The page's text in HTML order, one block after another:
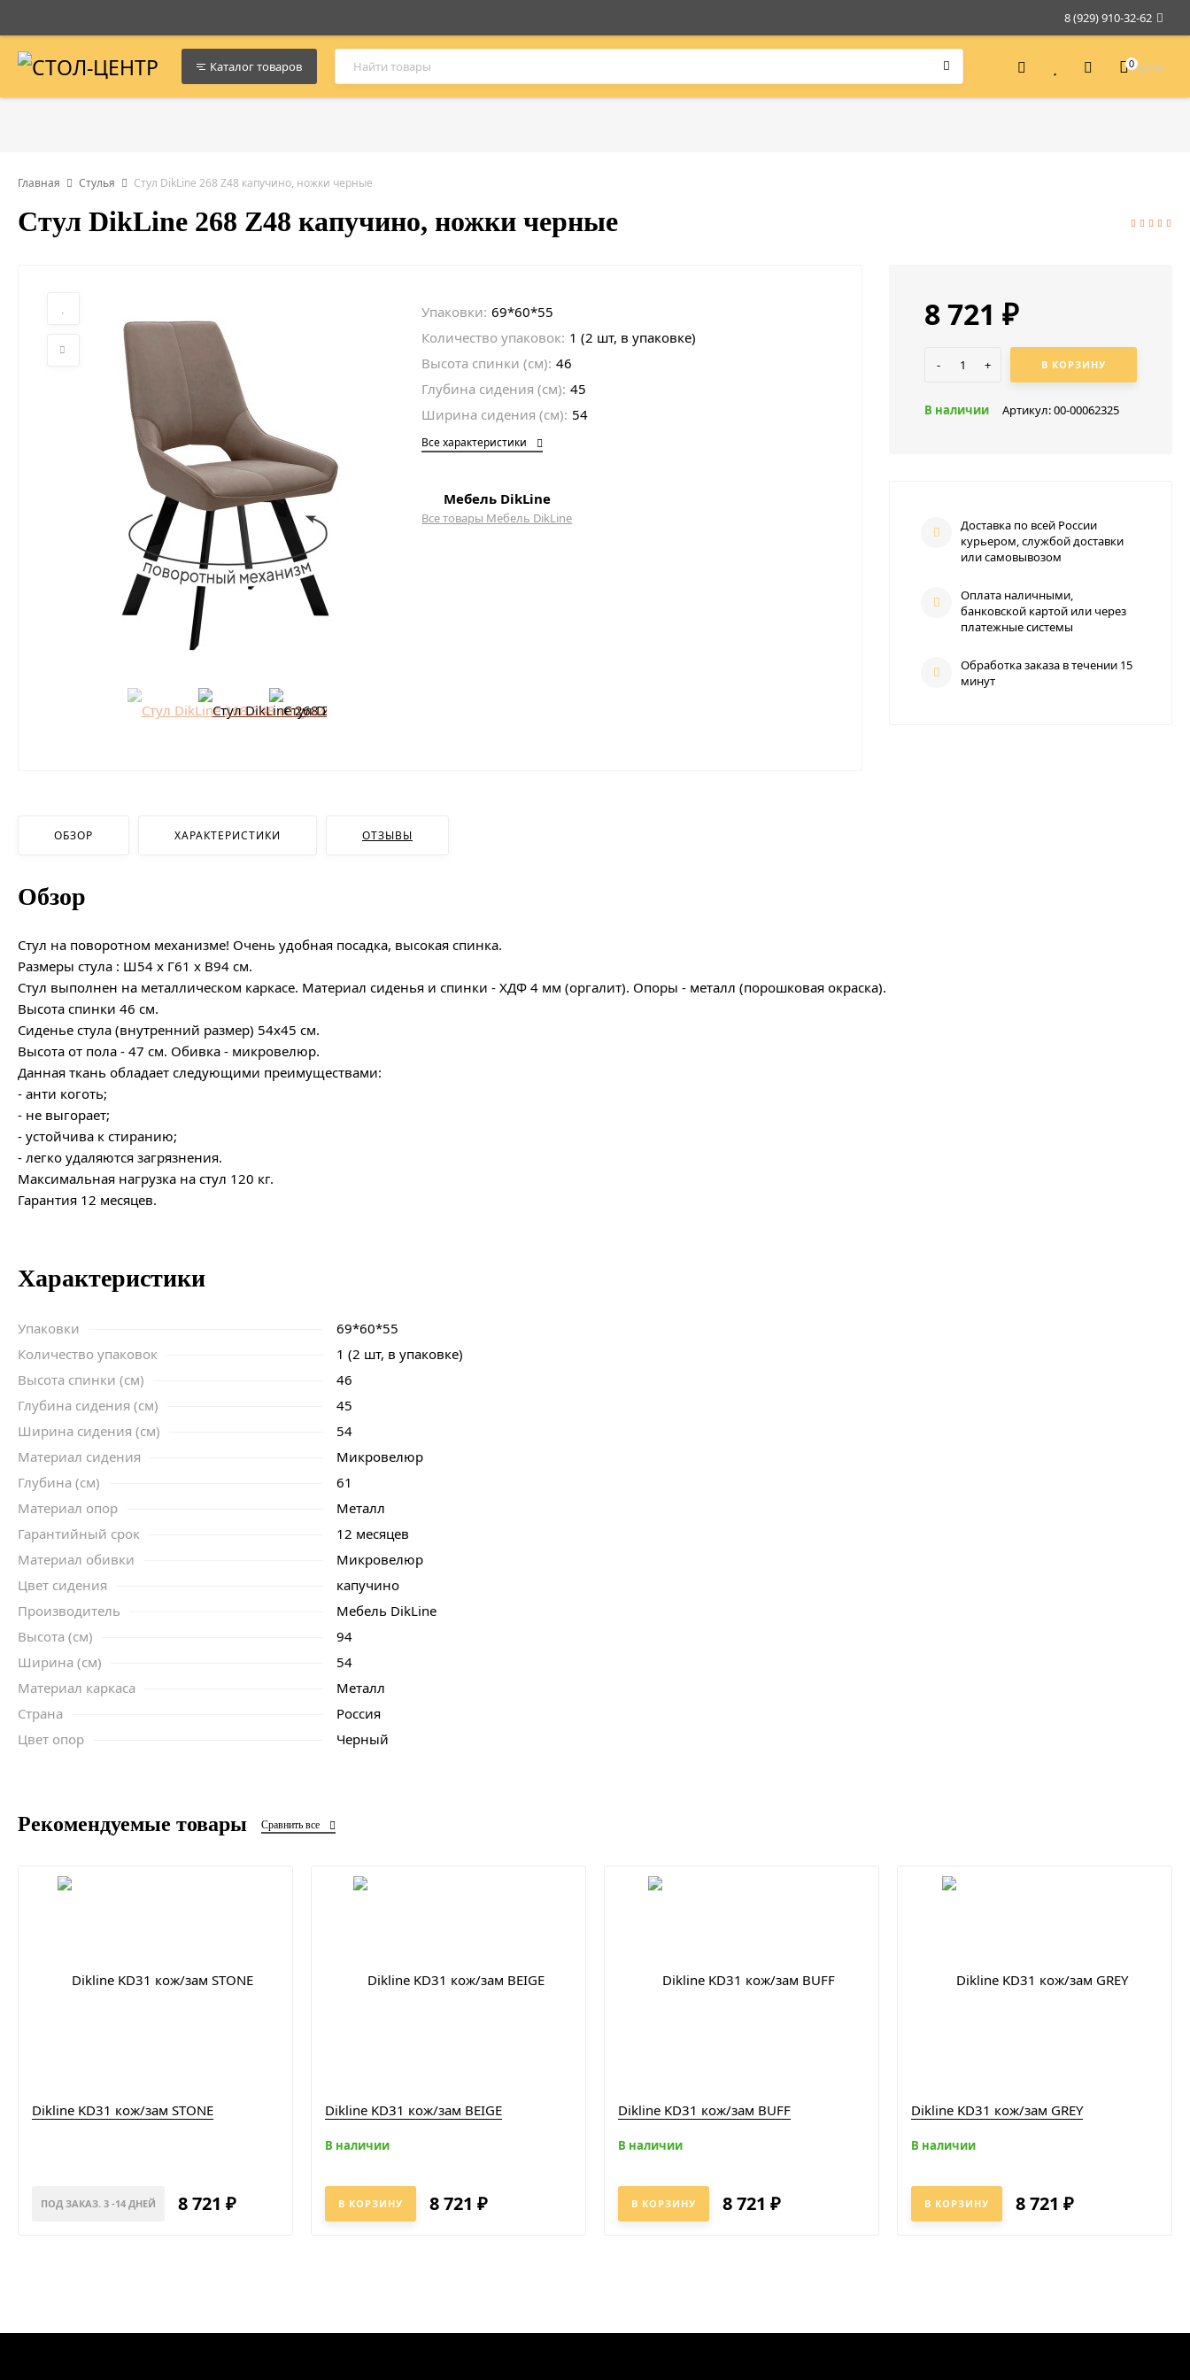
8 (929) 910-32-62
Каталог товаров 0Пусто
Главная Стулья Стул DikLine 268 Z48 капучино, ножки черные
Стул DikLine 268 Z48 капучино, ножки черные
Упаковки: 69*60*55
Количество упаковок: 1 (2 шт, в упаковке)
Высота спинки (см): 46
Глубина сидения (см): 45
Ширина сидения (см): 54
Все характеристики
Мебель DikLine
Все товары Мебель DikLine
8 721₽
- + В КОРЗИНУ
В наличии Артикул:00-00062325
Доставка по всей России
курьером, службой доставки
или самовывозом
Оплата наличными,
банковской картой или через
платежные системы
Обработка заказа в течении 15
минут
ОБЗОР ХАРАКТЕРИСТИКИ ОТЗЫВЫ
Обзор
Стул на поворотном механизме! Очень удобная посадка, высокая спинка.
Размеры стула : Ш54 х Г61 х В94 см.
Стул выполнен на металлическом каркасе. Материал сиденья и спинки - ХДФ 4 мм (оргалит). Опоры - металл (порошковая окраска).
Высота спинки 46 см.
Сиденье стула (внутренний размер) 54х45 см.
Высота от пола - 47 см. Обивка - микровелюр.
Данная ткань обладает следующими преимуществами:
- анти коготь;
- не выгорает;
- устойчива к стиранию;
- легко удаляются загрязнения.
Максимальная нагрузка на стул 120 кг.
Гарантия 12 месяцев.
Характеристики
Упаковки
69*60*55
Количество упаковок
1 (2 шт, в упаковке)
Высота спинки (см)
46
Глубина сидения (см)
45
Ширина сидения (см)
54
Материал сидения
Микровелюр
Глубина (см)
61
Материал опор
Металл
Гарантийный срок
12 месяцев
Материал обивки
Микровелюр
Цвет сидения
капучино
Производитель
Мебель DikLine
Высота (см)
94
Ширина (см)
54
Материал каркаса
Металл
Страна
Россия
Цвет опор
Черный
Рекомендуемые товары Сравнить все
Dikline KD31 кож/зам STONE
ПОД ЗАКАЗ. 3 -14 ДНЕЙ 8 721 ₽
Dikline KD31 кож/зам BEIGE
В наличии
В КОРЗИНУ 8 721 ₽
Dikline KD31 кож/зам BUFF
В наличии
В КОРЗИНУ 8 721 ₽
Dikline KD31 кож/зам GREY
В наличии
В КОРЗИНУ 8 721 ₽